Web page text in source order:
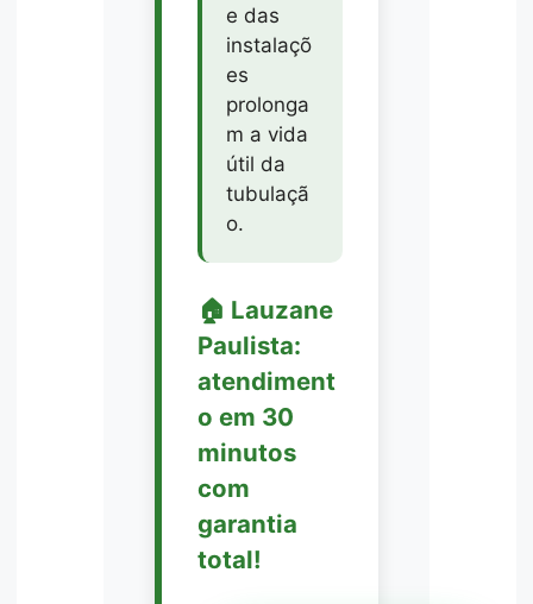
e das
instalaçõ
es
prolonga
m a vida
útil da
tubulaçã
o.
🏠 Lauzane
Paulista:
atendiment
o em 30
minutos
com
garantia
total!